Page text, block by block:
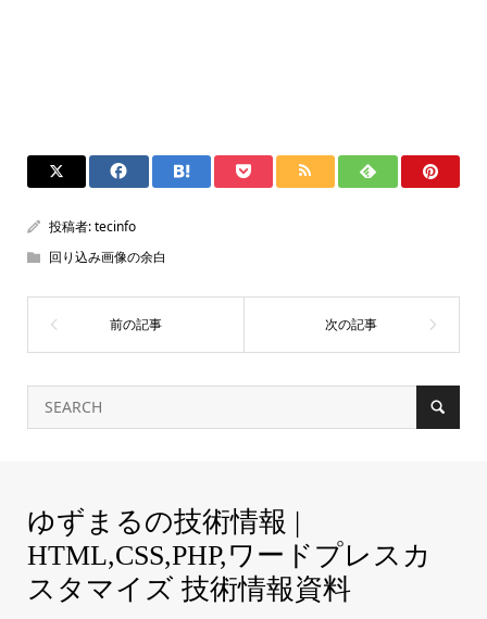
投稿者:tecinfo
回り込み画像の余白
ゆずまるの技術情報 |
HTML,CSS,PHP,ワードプレスカ
スタマイズ 技術情報資料